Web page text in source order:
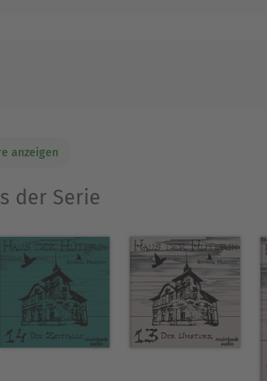
anzeigen
der Serie